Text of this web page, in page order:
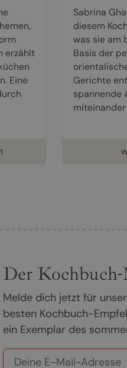
erzählt
Eine
Sabrina
diesem
was sie am
Basis der
Gerichte
spannende
miteinander
Der
Melde dich jetzt für
besten Kochbuch-
ein Exemplar des